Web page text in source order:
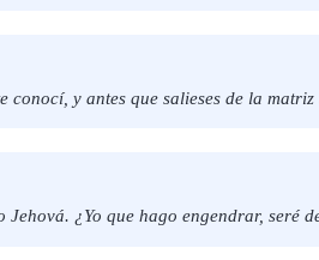
conocí, y antes que salieses de la
¿Yo que hago engendrar, seré